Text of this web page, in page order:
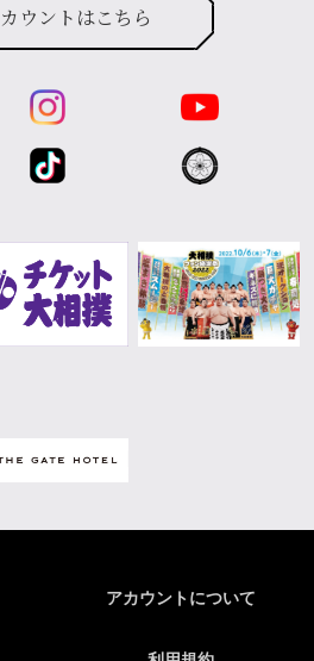
ウントはこちら
アカウントについて